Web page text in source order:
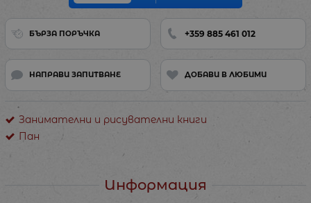
БЪРЗА ПОРЪЧКА +359 885 461 012
НАПРАВИ ЗАПИТВАНЕ ДОБАВИ В ЛЮБИМИ
Занимателни и рисувателни книги
Пан
Информация